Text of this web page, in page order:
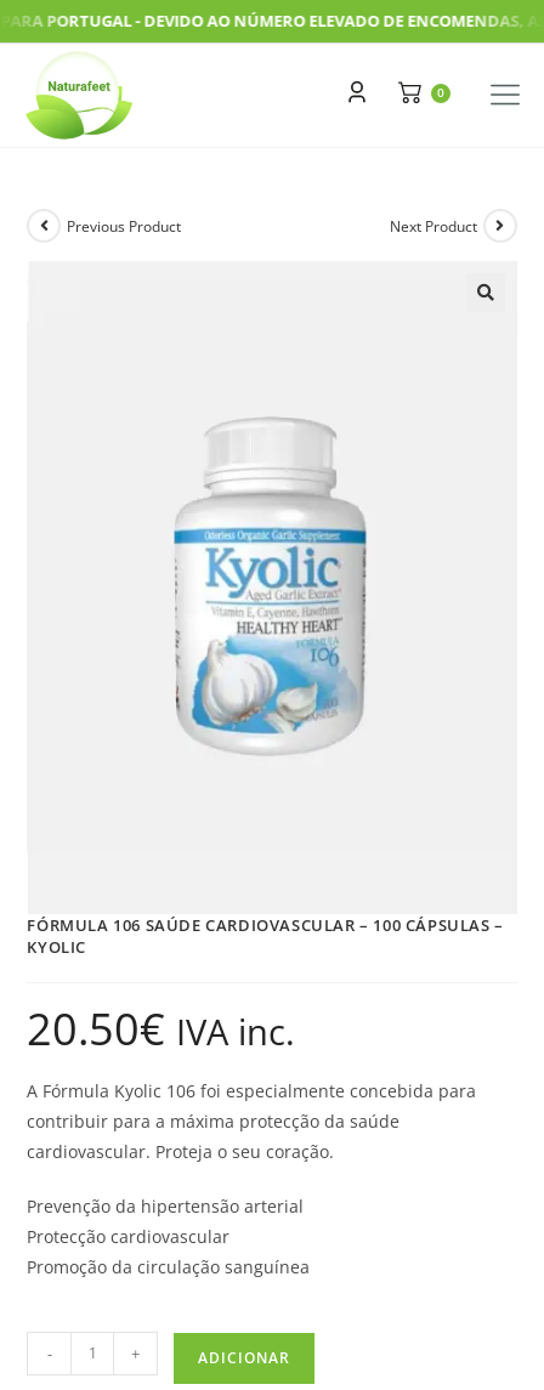
PORTUGAL - DEVIDO AO NÚMERO ELEVADO DE ENCOMENDAS, AS
Previous Product Next Product
FÓRMULA 106 SAÚDE CARDIOVASCULAR – 100 CÁPSULAS –
KYOLIC
20.50€ IVA inc.
A Fórmula Kyolic 106 foi especialmente concebida para
contribuir para a máxima protecção da saúde
cardiovascular. Proteja o seu coração.
Prevenção da hipertensão arterial
Protecção cardiovascular
Promoção da circulação sanguínea
- + ADICIONAR